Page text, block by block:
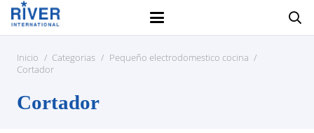
Inicio / Categorias / Pequeño electrodomestico cocina /
Cortador
Cortador